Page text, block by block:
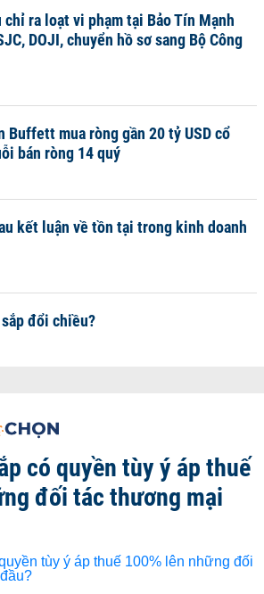
ra loạt vi phạm tại Bảo Tín Mạnh
DOJI, chuyển hồ sơ sang Bộ Công
Buffett mua ròng gần 20 tỷ USD cổ
bán ròng 14 quý
kết luận về tồn tại trong kinh doanh
đổi chiều?
có quyền tùy ý áp thuế
đối tác thương mại